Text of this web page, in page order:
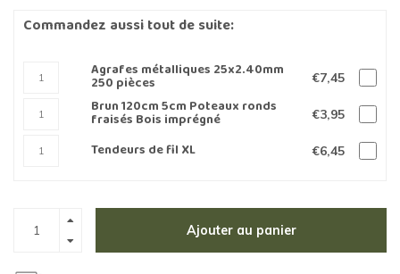
Commandez aussi tout de suite:
Agrafes métalliques 25x2.40mm
250 pièces €7,45
Brun 120cm 5cm Poteaux ronds
fraisés Bois imprégné €3,95
Tendeurs de fil XL €6,45
Ajouter au panier